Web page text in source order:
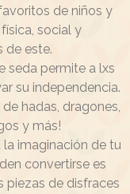
de niños y
social y
de este.
seda permite a lxs
su independencia.
hadas, dragones,
y más!
imaginación de tu
convertirse es
piezas de disfraces